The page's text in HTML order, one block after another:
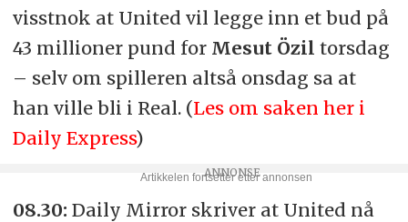
visstnok at United vil legge inn et bud på
43 millioner pund for Mesut Özil torsdag
– selv om spilleren altså onsdag sa at
han ville bli i Real. (Les om saken her i
Daily Express)
08.30: Daily Mirror skriver at United nå